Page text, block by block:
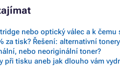
nebo optický válec a k čemu
za tisk? Řešení: alternativní tonery
nebo neoriginální toner?
při tisku aneb jak dlouho vám